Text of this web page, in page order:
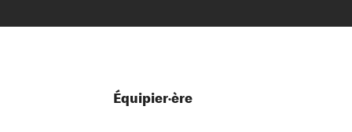
Équipier·ère